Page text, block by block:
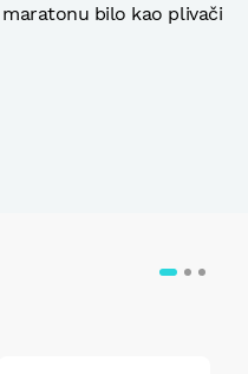
bilo kao plivači